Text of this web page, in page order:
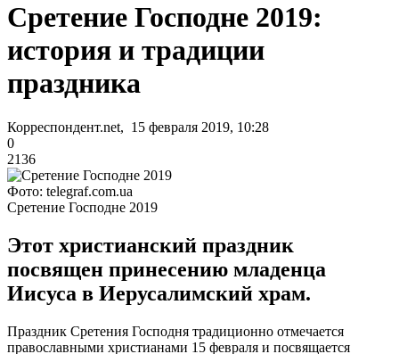
Сретение Господне 2019:
история и традиции
праздника
Корреспондент.net, 15 февраля 2019, 10:28
0
2136
Фото: telegraf.com.ua
Сретение Господне 2019
Этот христианский праздник
посвящен принесению младенца
Иисуса в Иерусалимский храм.
Праздник Сретения Господня традиционно отмечается
православными христианами 15 февраля и посвящается